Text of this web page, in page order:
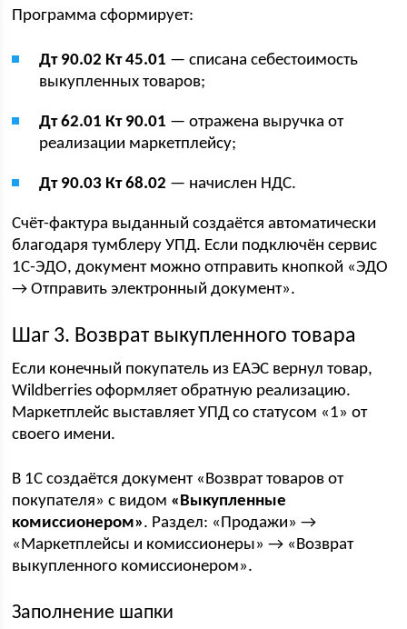
Программа сформирует:
Дт 90.02 Кт 45.01 — списана себестоимость
выкупленных товаров;
Дт 62.01 Кт 90.01 — отражена выручка от
реализации маркетплейсу;
Дт 90.03 Кт 68.02 — начислен НДС.
Счёт-фактура выданный создаётся автоматически
благодаря тумблеру УПД. Если подключён сервис
1С-ЭДО, документ можно отправить кнопкой «ЭДО
→ Отправить электронный документ».
Шаг 3. Возврат выкупленного товара
Если конечный покупатель из ЕАЭС вернул товар,
Wildberries оформляет обратную реализацию.
Маркетплейс выставляет УПД со статусом «1» от
своего имени.
В 1С создаётся документ «Возврат товаров от
покупателя» с видом «Выкупленные
комиссионером». Раздел: «Продажи» →
«Маркетплейсы и комиссионеры» → «Возврат
выкупленного комиссионером».
Заполнение шапки